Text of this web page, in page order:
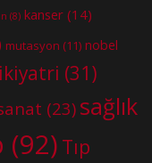
(8) kanser (14)
mutasyon (11) nobel
(31)
(23) sağlık
(92) Tıp